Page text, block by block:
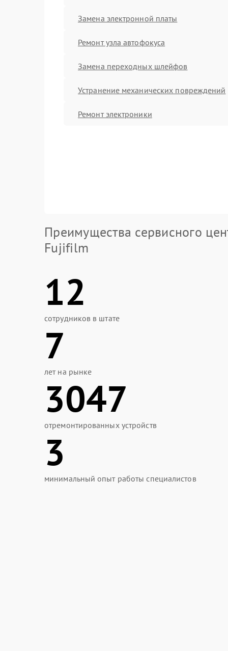
Замена электронной платы
Ремонт узла автофокуса
Замена переходных шлейфов
Устранение механических повреждений
Ремонт электроники
Преимущества сервисного
Fujifilm
12
сотрудников в штате
7
лет на рынке
3047
отремонтированных устройств
3
минимальный опыт работы специалистов